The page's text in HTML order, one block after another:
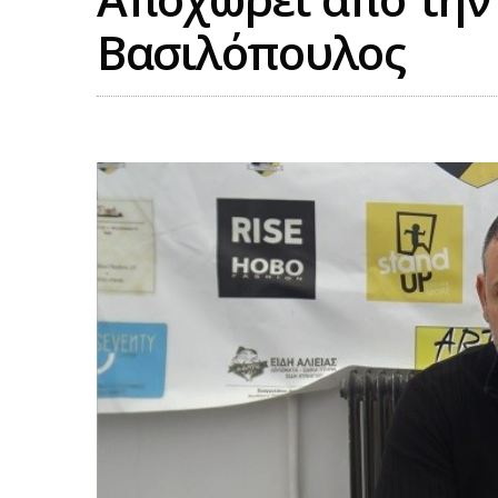
Βασιλόπουλος